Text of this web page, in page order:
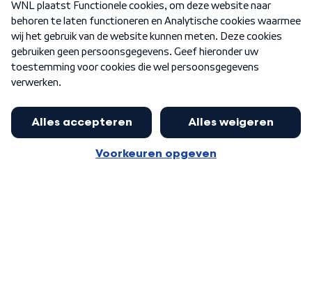
Nieuwsbrief
Word Lid